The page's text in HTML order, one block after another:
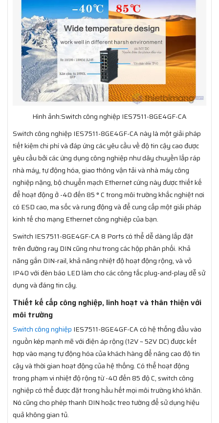
Hình ảnh:Switch công nghiệp IES7511-8GE4GF-CA
Switch công nghiệp IES7511-8GE4GF-CA này là một giải pháp
tiết kiệm chi phí và đáp ứng các yêu cầu về độ tin cậy cao được
yêu cầu bởi các ứng dụng công nghiệp như dây chuyền lắp ráp
nhà máy, tự động hóa, giao thông vận tải và nhà máy công
nghiệp nặng, bộ chuyển mạch Ethernet cứng này được thiết kế
để hoạt động ở -40 đến 85 ° C trong môi trường khắc nghiệt nơi
có ESD cao, ma sốc và rung động và để cung cấp một giải pháp
kinh tế cho mạng Ethernet công nghiệp của bạn.
Switch IES7511-8GE4GF-CA 8 Ports có thể dễ dàng lắp đặt
trên đường ray DIN cũng như trong các hộp phân phối. Khả
năng gắn DIN-rail, khả năng nhiệt độ hoạt động rộng, và vỏ
IP40 với đèn báo LED làm cho các công tắc plug-and-play dễ sử
dụng và đáng tin cậy.
Thiết kế cấp công nghiệp, linh hoạt và thân thiện với
môi trường
Switch công nghiệp IES7511-8GE4GF-CA có hệ thống đầu vào
nguồn kép mạnh mẽ với điện áp rộng (12V ~ 52V DC) được kết
hợp vào mạng tự động hóa của khách hàng để nâng cao độ tin
cậy và thời gian hoạt động của hệ thống. Có thể hoạt động
trong phạm vi nhiệt độ rộng từ -40 đến 85 độ C, switch công
nghiệp có thể được đặt trong hầu hết mọi môi trường khó khăn.
Nó cũng cho phép thanh DIN hoặc treo tường để sử dụng hiệu
quả không gian tủ.